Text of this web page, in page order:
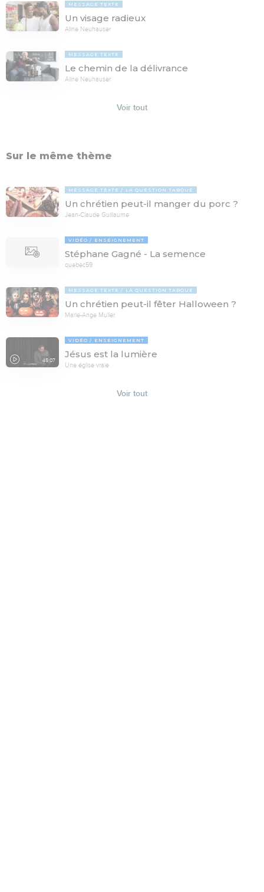
MESSAGE TEXTE
Un visage radieux
Aline Neuhauser
MESSAGE TEXTE
Le chemin de la délivrance
Aline Neuhauser
Voir tout
Sur le même thème
MESSAGE TEXTE LA QUESTION TABOUE
Un chrétien peut-il manger du porc ?
Jean-Claude Guillaume
VIDÉO ENSEIGNEMENT
Stéphane Gagné - La semence
quebec59
MESSAGE TEXTE LA QUESTION TABOUE
Un chrétien peut-il fêter Halloween ?
Marie-Ange Muller
45:07
VIDÉO ENSEIGNEMENT
Jésus est la lumière
Une église vraie
Voir tout